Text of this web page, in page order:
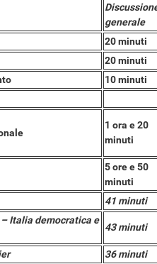
generale
20 minuti
20 minuti
10 minuti
1 ora e 20
minuti
5 ore e 50
minuti
41 minuti
Italia democratica e
43 minuti
36 minuti